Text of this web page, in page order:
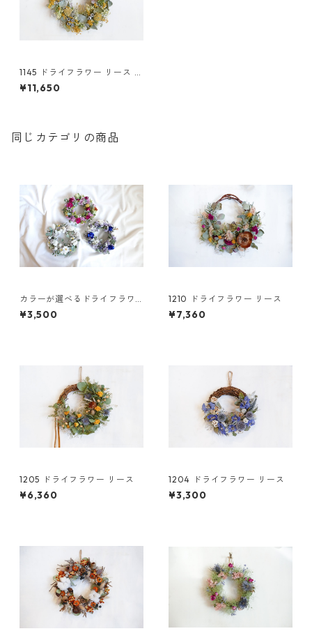
1145 ドライフラワー リース ミ
モザ
¥11,650
同じカテゴリの商品
カラーが選べるドライフラワ
ーリースS
¥3,500
1210 ドライフラワー リース
¥7,360
1205 ドライフラワー リース
¥6,360
1204 ドライフラワー リース
¥3,300